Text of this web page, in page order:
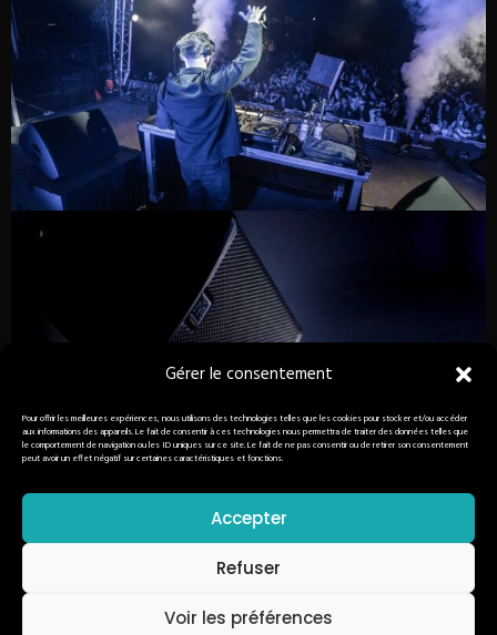
Gérer le consentement
Pour offrir les meilleures expériences, nous utilisons des technologies telles que les cookies pour stocker et/ou accéder
aux informations des appareils. Le fait de consentir à ces technologies nous permettra de traiter des données telles que
le comportement de navigation ou les ID uniques sur ce site. Le fait de ne pas consentir ou de retirer son consentement
peut avoir un effet négatif sur certaines caractéristiques et fonctions.
Accepter
Refuser
Voir les préférences